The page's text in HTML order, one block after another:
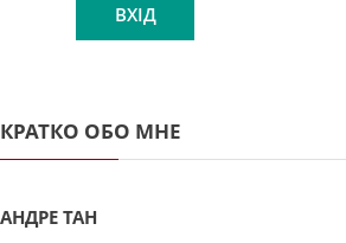
ВХІД
КРАТКО ОБО МНЕ
АНДРЕ ТАН